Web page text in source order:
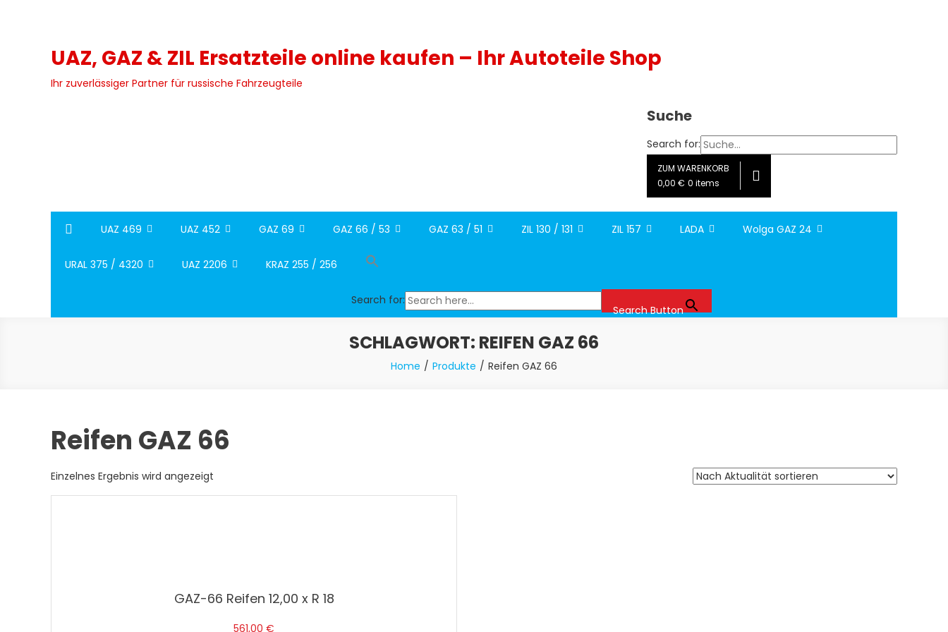
UAZ, GAZ & ZIL Ersatzteile online kaufen – Ihr Autoteile Shop
Ihr zuverlässiger Partner für russische Fahrzeugteile
Suche
Search for:
ZUM WARENKORB
0,00 € 0 items
UAZ 469 UAZ 452 GAZ 69 GAZ 66 / 53 GAZ 63 / 51 ZIL 130 / 131 ZIL 157 LADA Wolga GAZ 24
URAL 375 / 4320 UAZ 2206 KRAZ 255 / 256
Search for:
Search Button
SCHLAGWORT: REIFEN GAZ 66
Home Produkte Reifen GAZ 66
Reifen GAZ 66
Einzelnes Ergebnis wird angezeigt
GAZ-66 Reifen 12,00 x R 18
561,00 €